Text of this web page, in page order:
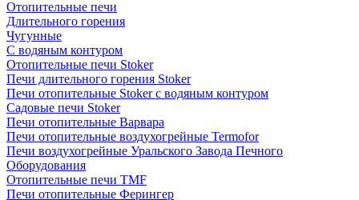
Отопительные печи
Длительного горения
Чугунные
C водяным контуром
Отопительные печи Stoker
Печи длительного горения Stoker
Печи отопительные Stoker с водяным контуром
Садовые печи Stoker
Печи отопительные Варвара
Печи отопительные воздухогрейные Termofor
Печи воздухогрейные Уральского Завода Печного
Оборудования
Отопительные печи TMF
Печи отопительные Ферингер